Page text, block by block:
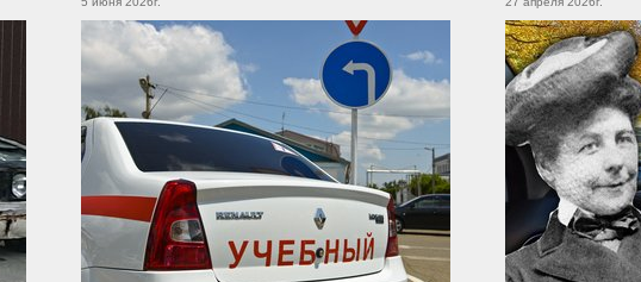
Outback
WRX
Forester
BRZ
Suzuki
Jimny
Geely
Emgrand
Atlas